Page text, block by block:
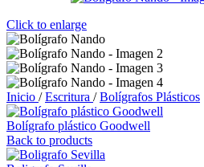
Click to enlarge
Inicio / Escritura / Bolígrafos Plásticos
Bolígrafo plástico Goodwell
Back to products